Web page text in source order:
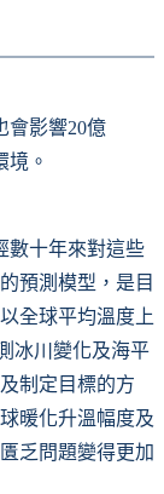
會影響20億
境。
數十年來對這些
預測模型，是目
全球平均溫度上
冰川變化及海平
制定目標的方
暖化升溫幅度及
乏問題變得更加